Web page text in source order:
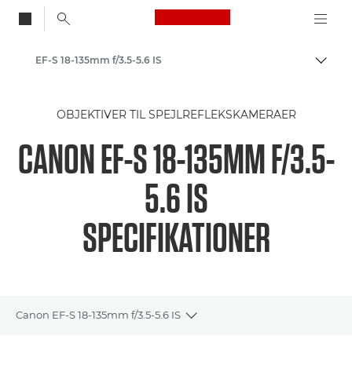
Canon Logo, back
Skift
EF-S 18-135mm f/3.5-5.6 IS
OBJEKTIVER TIL SPEJLREFLEKSKAMERAER
CANON EF-S 18-135MM F/3.5-
5.6 IS
SPECIFIKATIONER
Canon EF-S 18-135mm f/3.5-5.6 IS
Toggle breadcrumbs